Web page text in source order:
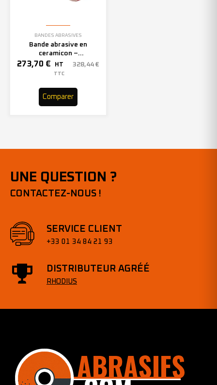
BANDES ABRASIVES
Bande abrasive en
ceramicon –
150mmx2000mm – Grain 40
– 305969 (x10)
273,70 € HT 328,44 €
TTC
Comparer
UNE QUESTION ?
CONTACTEZ-NOUS !
SERVICE CLIENT
+33 01 34 84 21 93
DISTRIBUTEUR AGRÉÉ
RHODIUS